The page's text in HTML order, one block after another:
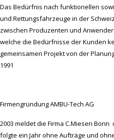
Das Bedürfnis nach funktionellen
und Rettungsfahrzeuge in der
zwischen Produzenten und
welche die Bedürfnisse der Kunden
gemeinsamen Projekt von der
1991
Firmengründung AMBU-Tech AG
2003 meldet die Firma C.Miesen
folgte ein Jahr ohne Aufträge und